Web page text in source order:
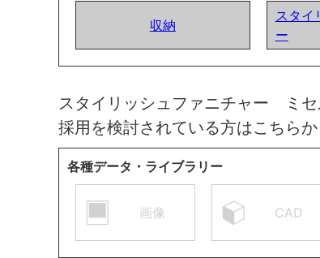
収納
スタイ
ー
スタイリッシュファニチャー
採用を検討されている方はこちら
各種データ・ライブラリー
画像 CAD